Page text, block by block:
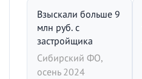
Взыскали больше 9
млн руб. с
застройщика
Сибирский ФО,
осень 2024